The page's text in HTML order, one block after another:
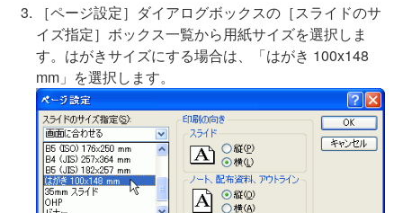
［ページ設定］ダイアログボックスの［スライドのサ
イズ指定］ボックス一覧から用紙サイズを選択しま
す。はがきサイズにする場合は、「はがき 100x148
mm」を選択します。